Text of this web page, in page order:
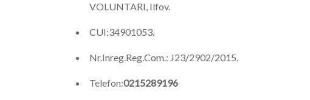
VOLUNTARI, Ilfov.
CUI:34901053.
Nr.Inreg.Reg.Com.: J23/2902/2015.
Telefon:0215289196